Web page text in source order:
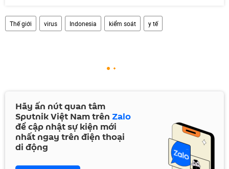
Thế giới virus Indonesia kiểm soát y tế
Hãy ấn nút quan tâm
Sputnik Việt Nam trên Zalo
để cập nhật sự kiện mới
nhất ngay trên điện thoại
di động